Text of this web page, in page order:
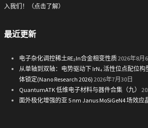
入我们！（点击了解）
最近更新
电子杂化调控稀土RE₂In合金相变性质2026年8月
从单轴到双轴：电势驱动下 IrN₄ 活性位点配位构
体锁定(Nano Research 2026) 2026年7月30日
QuantumATK 低维电子材料与器件合集（九）
面外极化增强的亚 5 nm Janus MoSiGeN4 场效应